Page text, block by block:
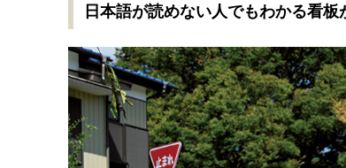
日本語が読めない人でもわかる看板